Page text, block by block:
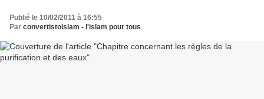
Publié le 10/02/2011 à 16:55
Par convertistoislam - l'islam pour tous